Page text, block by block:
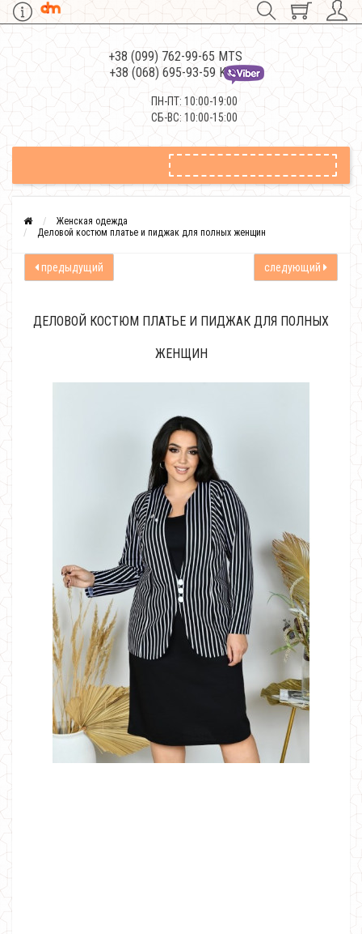
+38 (099) 762-99-65 MTS
+38 (068) 695-93-59 Kievstar
ПН-ПТ: 10:00-19:00
СБ-ВС: 10:00-15:00
Женская одежда
Деловой костюм платье и пиджак для полных женщин
предыдущий следующий
ДЕЛОВОЙ КОСТЮМ ПЛАТЬЕ И ПИДЖАК ДЛЯ ПОЛНЫХ
ЖЕНЩИН